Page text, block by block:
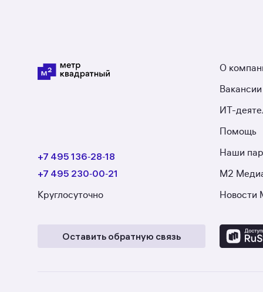
+7 495 136‑28‑18
+7 495 230‑00‑21
Круглосуточно
О
Вакансии
ИТ-
Помощь
Наши
М2
Новости
Оставить обратную связь